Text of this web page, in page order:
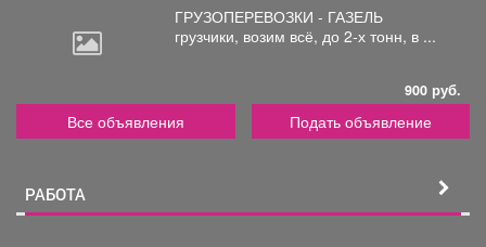
ГРУЗОПЕРЕВОЗКИ - ГАЗЕЛЬ
грузчики, возим всё, до 2-х тонн, в ...
900 руб.
Все объявления Подать объявление
РАБОТА